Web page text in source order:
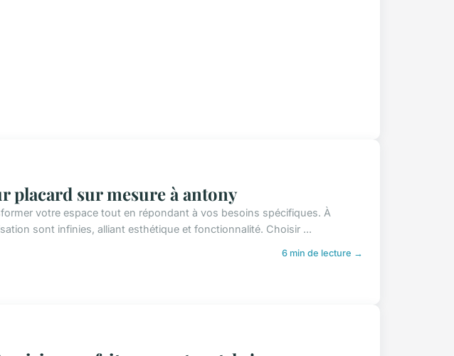
placard sur mesure à antony
votre espace tout en répondant à vos besoins spécifiques. À
sont infinies, alliant esthétique et fonctionnalité. Choisir ...
6 min de lecture →